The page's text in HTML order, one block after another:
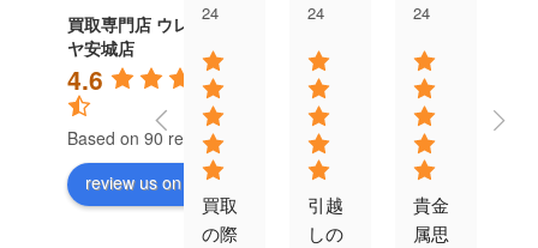
買取専門店 ウレル
ヤ安城店
4.6
Based on 90 reviews
review us on
24
買取
の際
24
引越
しの
24
貴金
属思